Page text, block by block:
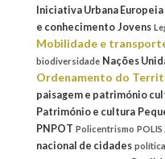
Iniciativa Urbana Europeia
e conhecimento Jovens
Mobilidade e
biodiversidade Nações
Ordenamento do
paisagem e património
Património e cultura
PNPOT Policentrismo POLIS
nacional de cidades